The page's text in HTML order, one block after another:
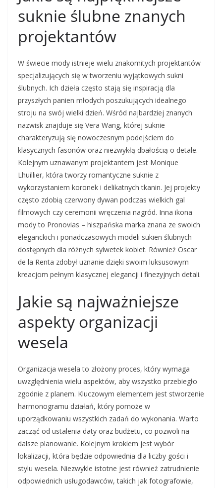
suknie ślubne znanych
projektantów
W świecie mody istnieje wielu znakomitych projektantów
specjalizujących się w tworzeniu wyjątkowych sukni
ślubnych. Ich dzieła często stają się inspiracją dla
przyszłych panien młodych poszukujących idealnego
stroju na swój wielki dzień. Wśród najbardziej znanych
nazwisk znajduje się Vera Wang, której suknie
charakteryzują się nowoczesnym podejściem do
klasycznych fasonów oraz niezwykłą dbałością o detale.
Kolejnym uznawanym projektantem jest Monique
Lhuillier, która tworzy romantyczne suknie z
wykorzystaniem koronek i delikatnych tkanin. Jej projekty
często zdobią czerwony dywan podczas wielkich gal
filmowych czy ceremonii wręczenia nagród. Inna ikona
mody to Pronovias – hiszpańska marka znana ze swoich
eleganckich i ponadczasowych modeli sukien ślubnych
dostępnych dla różnych sylwetek kobiet. Również Oscar
de la Renta zdobył uznanie dzięki swoim luksusowym
kreacjom pełnym klasycznej elegancji i finezyjnych detali.
Jakie są najważniejsze
aspekty organizacji
wesela
Organizacja wesela to złożony proces, który wymaga
uwzględnienia wielu aspektów, aby wszystko przebiegło
zgodnie z planem. Kluczowym elementem jest stworzenie
harmonogramu działań, który pomoże w
uporządkowaniu wszystkich zadań do wykonania. Warto
zacząć od ustalenia daty oraz budżetu, co pozwoli na
dalsze planowanie. Kolejnym krokiem jest wybór
lokalizacji, która będzie odpowiednia dla liczby gości i
stylu wesela. Niezwykle istotne jest również zatrudnienie
odpowiednich usługodawców, takich jak fotografowie,